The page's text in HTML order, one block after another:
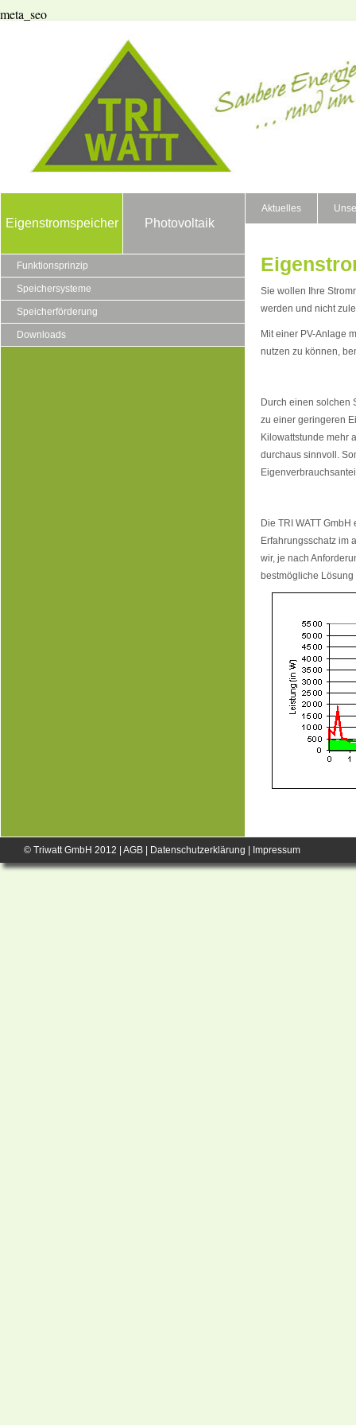
meta_seo
Eigenstromspeicher Photovoltaik
Aktuelles
Funktionsprinzip
Speichersysteme
Speicherförderung
Downloads
Sie wollen Ihre
werden und nicht
Mit einer PV-Anlage
nutzen zu können,
Durch einen solchen
zu einer geringeren
Kilowattstunde mehr
durchaus sinnvoll.
Die TRI WATT
Erfahrungsschatz im
wir, je nach
bestmögliche
© Triwatt GmbH 2012 | AGB Datenschutzerklärung Impressum